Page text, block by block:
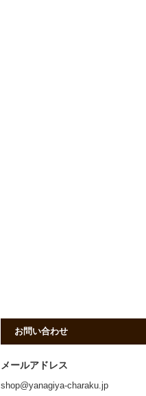
お問い合わせ
メールアドレス
shop@yanagiya-charaku.jp